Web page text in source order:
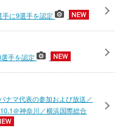
手に9選手を認定
選手を認定
ナマ代表の参加および放送／
＠神奈川／横浜国際総合